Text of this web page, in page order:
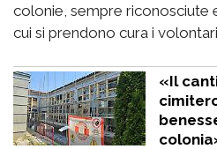
colonie, sempre riconosciute
cui si prendono cura i
«Il